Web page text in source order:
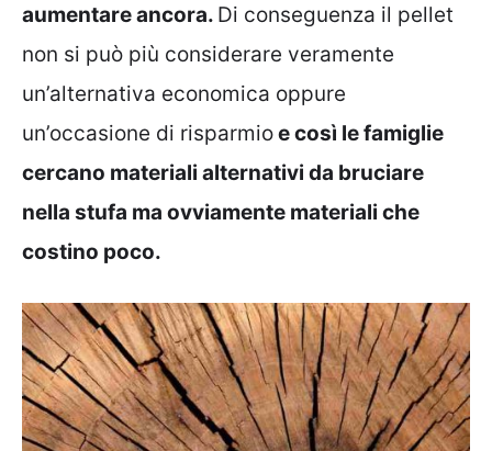
aumentare ancora. Di conseguenza il pellet
non si può più considerare veramente
un’alternativa economica oppure
un’occasione di risparmioe così le famiglie
cercano materiali alternativi da bruciare
nella stufa ma ovviamente materiali che
costino poco.